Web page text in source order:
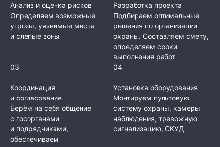
Анализ и оценка рисков
Определяем возможные
угрозы, уязвимые места
и слепые зоны
Разработка проекта
Подбираем оптимальные
решения по организации
охраны. Составляем смету,
определяем сроки
выполнения работ
03
Координация
и согласование
Берём на себя общение
с госорганами
и подрядчиками,
обеспечиваем
04
Установка оборудования
Монтируем пультовую
систему охраны, камеры
наблюдения, тревожную
сигнализацию, СКУД